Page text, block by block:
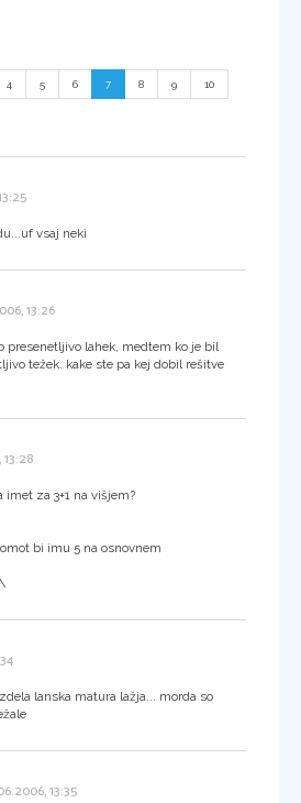
4 5 6 7 8 9 10
vsaj neki
13:26
presenetljivo lahek, medtem ko je bil
težek. kake ste pa kej dobil rešitve
imet za 3+1 na višjem?
bi imu 5 na osnovnem
lanska matura lažja... morda so
13:35